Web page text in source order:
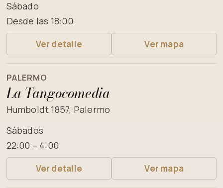
Sábado
Desde las 18:00
Ver detalle Ver mapa
PALERMO
La Tangocomedia
Humboldt 1857, Palermo
Sábados
22:00 – 4:00
Ver detalle Ver mapa